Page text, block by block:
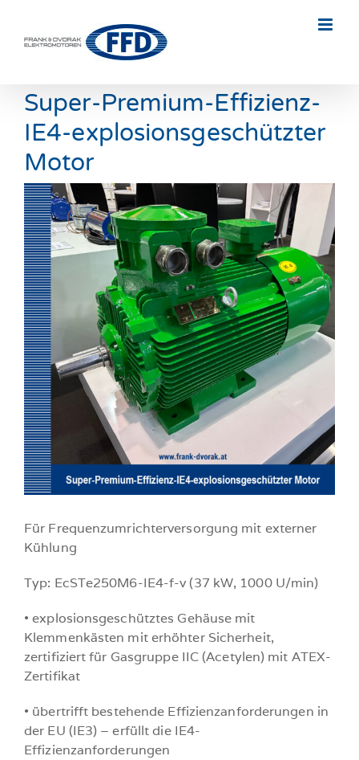
content
Super-Premium-Effizienz-
IE4-explosionsgeschützter
Motor
Zeige
grösseres
Bild
Für Frequenzumrichterversorgung mit externer
Kühlung
Typ: EcSTe250M6-IE4-f-v (37 kW, 1000 U/min)
• explosionsgeschütztes Gehäuse mit
Klemmenkästen mit erhöhter Sicherheit,
zertifiziert für Gasgruppe IIC (Acetylen) mit ATEX-
Zertifikat
• übertrifft bestehende Effizienzanforderungen in
der EU (IE3) – erfüllt die IE4-
Effizienzanforderungen